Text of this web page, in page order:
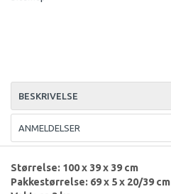
BESKRIVELSE
ANMELDELSER
Størrelse: 100 x 39 x 39 cm
Pakkestørrelse: 69 x 5 x 20/39 cm